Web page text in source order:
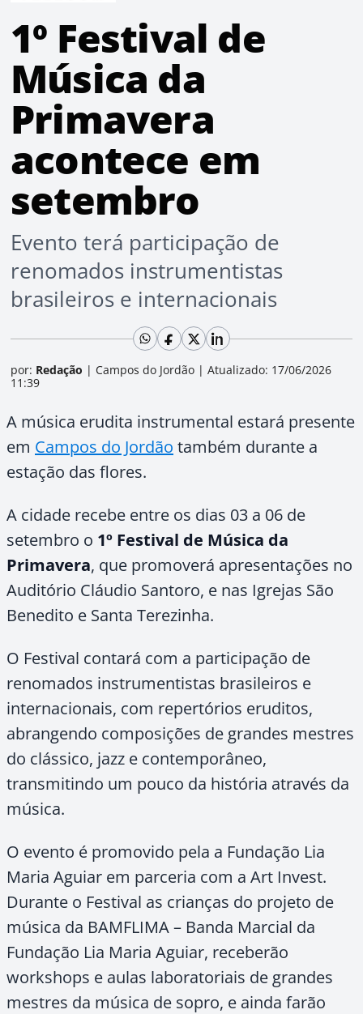
1º Festival de
Música da
Primavera
acontece em
setembro
Evento terá participação de
renomados instrumentistas
brasileiros e internacionais
por: Redação | Campos do Jordão | Atualizado: 17/06/2026
11:39
A música erudita instrumental estará presente
em Campos do Jordão também durante a
estação das flores.
A cidade recebe entre os dias 03 a 06 de
setembro o 1º Festival de Música da
Primavera, que promoverá apresentações no
Auditório Cláudio Santoro, e nas Igrejas São
Benedito e Santa Terezinha.
O Festival contará com a participação de
renomados instrumentistas brasileiros e
internacionais, com repertórios eruditos,
abrangendo composições de grandes mestres
do clássico, jazz e contemporâneo,
transmitindo um pouco da história através da
música.
O evento é promovido pela a Fundação Lia
Maria Aguiar em parceria com a Art Invest.
Durante o Festival as crianças do projeto de
música da BAMFLIMA – Banda Marcial da
Fundação Lia Maria Aguiar, receberão
workshops e aulas laboratoriais de grandes
mestres da música de sopro, e ainda farão